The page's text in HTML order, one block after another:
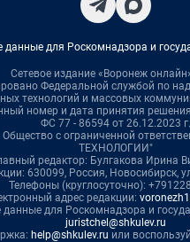
данные для Роскомнадзора и
Сетевое издание «Воронеж
Федеральной службой по
технологий и массовых
номер и дата принятия
ФС 77 - 86594 от 26.12.2023 г.
Общество с ограниченной
ТЕХНОЛОГИИ"
редактор: Булгакова Ирина
630099, Россия, Новосибирск,
Телефоны (круглосуточно):
адрес редакции:
данные для Роскомнадзора и
juristchel@shkulev.ru
help@shkulev.ru или